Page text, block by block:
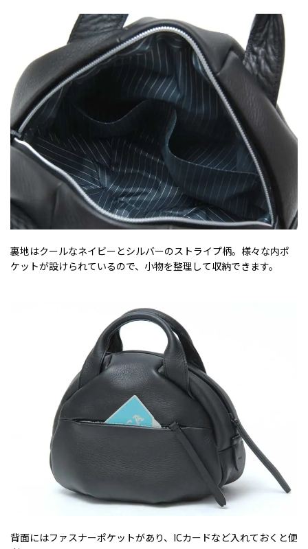
裏地はクールなネイビーとシルバーのストライプ柄。様々な内ポ
ケットが設けられているので、小物を整理して収納できます。
背面にはファスナーポケットがあり、ICカードなど入れておくと便